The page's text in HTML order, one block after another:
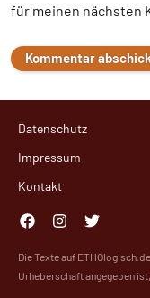
für meinen nächsten
Datenschutz
Impressum
Kontakt
FacebookInstagramTwitter
Die Texte auf
Urheberschaft angegeben